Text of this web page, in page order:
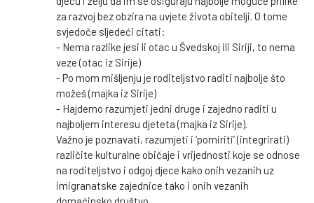
za razvoj bez obzira na uvjete života obitelji. O tome
svjedoče sljedeći citati:
- Nema razlike jesi li otac u Švedskoj ili Siriji, to nema
veze (otac iz Sirije)
- Po mom mišljenju je roditeljstvo raditi najbolje što
možeš (majka iz Sirije)
- Hajdemo razumjeti jedni druge i zajedno raditi u
najboljem interesu djeteta (majka iz Sirije).
Važno je poznavati, razumjeti i ‘pomiriti’ (integrirati)
različite kulturalne običaje i vrijednosti koje se odnose
na roditeljstvo i odgoj djece kako onih vezanih uz
imigranatske zajednice tako i onih vezanih